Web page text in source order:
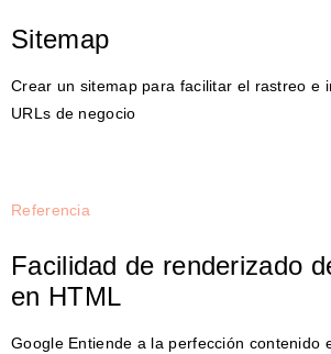
Sitemap
Crear un sitemap para facilitar el rastreo e
URLs de negocio
Referencia
Facilidad de renderizado
en HTML
Google Entiende a la perfección contenido